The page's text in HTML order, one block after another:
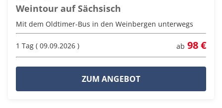
Weintour auf Sächsisch
Mit dem Oldtimer-Bus in den Weinbergen unterwegs
1 Tag ( 09.09.2026 ) ab 98 €
ZUM ANGEBOT